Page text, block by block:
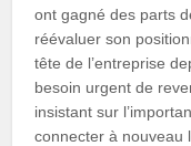
ont gagné des parts
réévaluer son
tête de l’entreprise
besoin urgent de
insistant sur
connecter à nouveau